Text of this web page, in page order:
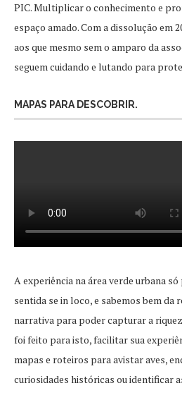
PIC. Multiplicar o conhecimento e
espaço amado. Com a dissolução em
aos que mesmo sem o amparo da
seguem cuidando e lutando para
MAPAS PARA DESCOBRIR.
A experiência na área verde urbana
sentida se in loco, e sabemos bem da
narrativa para poder capturar a
foi feito para isto, facilitar sua
mapas e roteiros para avistar aves,
curiosidades históricas ou identificar